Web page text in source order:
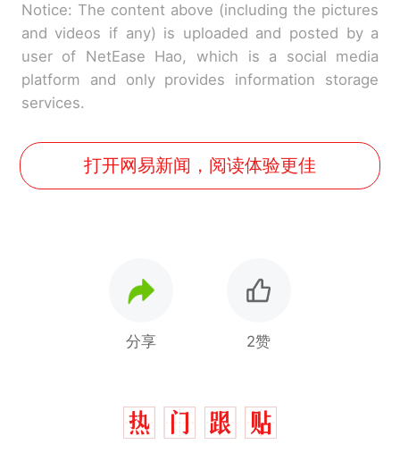
Notice: The content above (including the pictures
and videos if any) is uploaded and posted by a
user of NetEase Hao, which is a social media
platform and only provides information storage
services.
打开网易新闻，阅读体验更佳
分享 2赞